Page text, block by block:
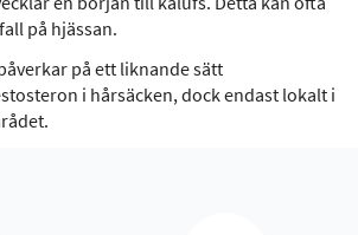
på hjässan.
på ett liknande sätt
i hårsäcken, dock endast lokalt i